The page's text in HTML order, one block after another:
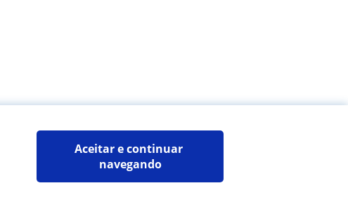
Aceitar e continuar
navegando
opiniões de alunos
Mapa do site:Professores particulares